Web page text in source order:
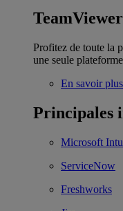
Profitez de toute la
une seule
En savoir plus
Principales
Microsoft
ServiceNow
Freshworks